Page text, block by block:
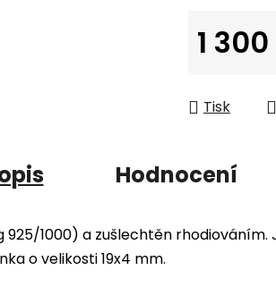
1
Tisk
Hodnocení
1000) a zušlechtěn rhodiováním.
o velikosti 19x4 mm.